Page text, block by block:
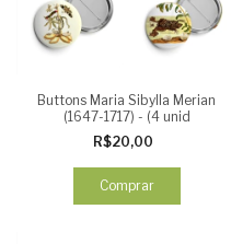
Buttons Maria Sibylla Merian
(1647-1717) - (4 unid
R$20,00
Comprar